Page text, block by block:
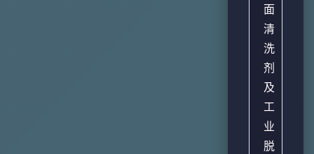
面
清
洗
剂
及
工
业
脱